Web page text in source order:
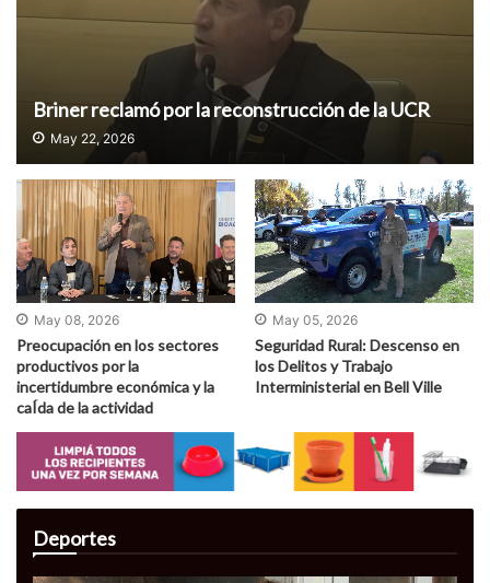
Briner reclamó por la reconstrucción de la UCR
May 22, 2026
May 08, 2026
Preocupación en los sectores
productivos por la
incertidumbre económica y la
caÍ­da de la actividad
May 05, 2026
Seguridad Rural: Descenso en
los Delitos y Trabajo
Interministerial en Bell Ville
Deportes